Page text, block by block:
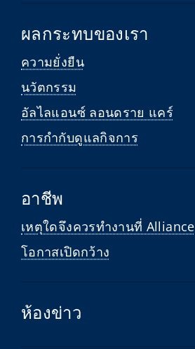
ผลกระทบของเรา
ความยั่งยืน
นวัตกรรม
อัลไลแอนซ์ ลอนดราย แคร์
การกำกับดูแลกิจการ
อาชีพ
เหตุใดจึงควรทำงานที่ Alliance
โอกาสเปิดกว้าง
ห้องข่าว